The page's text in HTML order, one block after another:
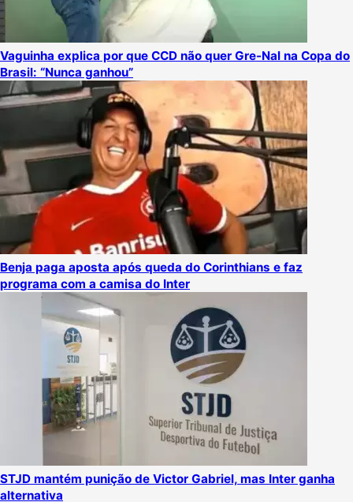
Vaguinha explica por que CCD não quer Gre-Nal na Copa do
Brasil: “Nunca ganhou”
Benja paga aposta após queda do Corinthians e faz
programa com a camisa do Inter
STJD mantém punição de Victor Gabriel, mas Inter ganha
alternativa